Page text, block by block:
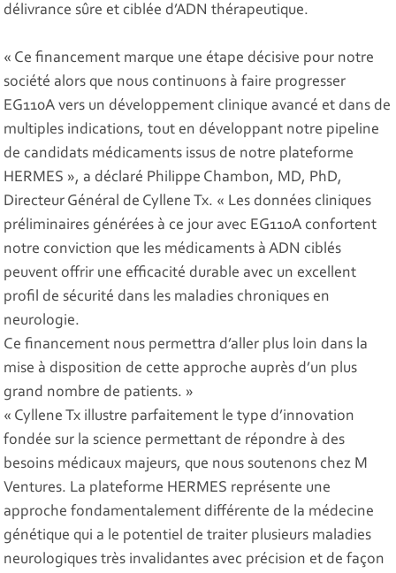
délivrance sûre et ciblée d’ADN thérapeutique.
« Ce financement marque une étape décisive pour notre
société alors que nous continuons à faire progresser
EG110A vers un développement clinique avancé et dans de
multiples indications, tout en développant notre pipeline
de candidats médicaments issus de notre plateforme
HERMES », a déclaré Philippe Chambon, MD, PhD,
Directeur Général de Cyllene Tx. « Les données cliniques
préliminaires générées à ce jour avec EG110A confortent
notre conviction que les médicaments à ADN ciblés
peuvent offrir une efficacité durable avec un excellent
profil de sécurité dans les maladies chroniques en
neurologie.
Ce financement nous permettra d’aller plus loin dans la
mise à disposition de cette approche auprès d’un plus
grand nombre de patients. »
« Cyllene Tx illustre parfaitement le type d’innovation
fondée sur la science permettant de répondre à des
besoins médicaux majeurs, que nous soutenons chez M
Ventures. La plateforme HERMES représente une
approche fondamentalement différente de la médecine
génétique qui a le potentiel de traiter plusieurs maladies
neurologiques très invalidantes avec précision et de façon